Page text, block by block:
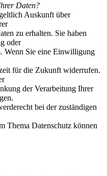
Daten?
Auskunft über
zu erhalten. Sie haben
oder
Wenn Sie eine Einwilligung
für die Zukunft widerrufen.
der Verarbeitung Ihrer
bei der zuständigen
Thema Datenschutz können